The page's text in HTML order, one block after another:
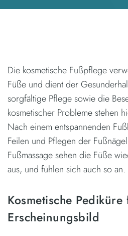
Die kosmetische Fußpflege
Füße und dient der
sorgfältige Pflege sowie die
kosmetischer Probleme stehen
Nach einem entspannenden
Feilen und Pflegen der
Fußmassage sehen die Füße
aus, und fühlen sich auch so an.
Kosmetische
Erscheinungsbild